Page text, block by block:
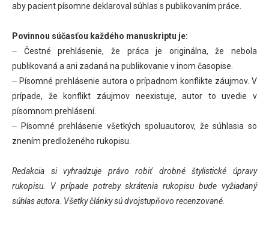
aby pacient písomne deklaroval súhlas s publikovaním práce.
Povinnou súčasťou každého manuskriptu je:
‒ Čestné prehlásenie, že práca je originálna, že nebola
publikovaná a ani zadaná na publikovanie v inom časopise.
‒ Písomné prehlásenie autora o prípadnom konflikte záujmov. V
prípade, že konflikt záujmov neexistuje, autor to uvedie v
písomnom prehlásení.
‒ Písomné prehlásenie všetkých spoluautorov, že súhlasia so
znením predloženého rukopisu.
Redakcia si vyhradzuje právo robiť drobné štylistické úpravy
rukopisu. V prípade potreby skrátenia rukopisu bude vyžiadaný
súhlas autora. Všetky články sú dvojstupňovo recenzované.